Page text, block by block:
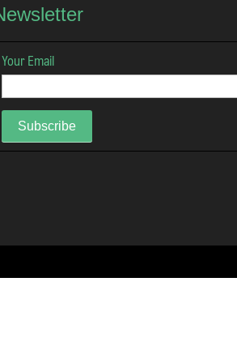
Your Email
Subscribe